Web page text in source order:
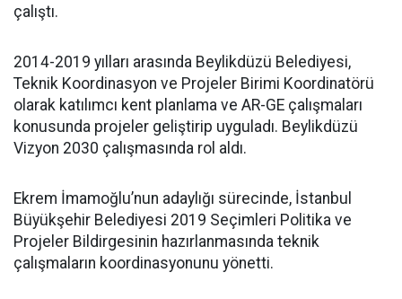
çalıştı.
2014-2019 yılları arasında Beylikdüzü Belediyesi,
Teknik Koordinasyon ve Projeler Birimi Koordinatörü
olarak katılımcı kent planlama ve AR-GE çalışmaları
konusunda projeler geliştirip uyguladı. Beylikdüzü
Vizyon 2030 çalışmasında rol aldı.
Ekrem İmamoğlu’nun adaylığı sürecinde, İstanbul
Büyükşehir Belediyesi 2019 Seçimleri Politika ve
Projeler Bildirgesinin hazırlanmasında teknik
çalışmaların koordinasyonunu yönetti.